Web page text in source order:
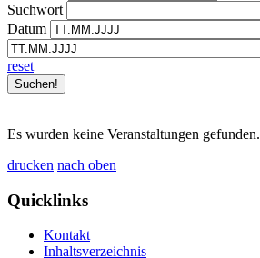
Suchwort
Datum
reset
Es wurden keine Veranstaltungen gefunden.
drucken nach oben
Quicklinks
Kontakt
Inhaltsverzeichnis